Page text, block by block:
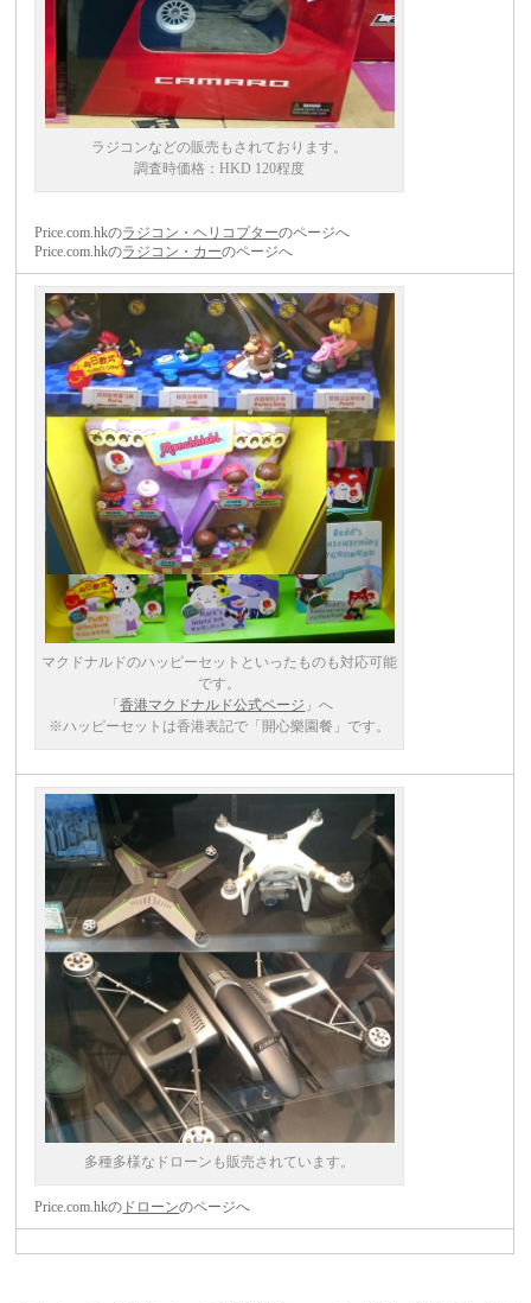
ラジコンなどの販売もされております。
調査時価格：HKD 120程度
Price.com.hkのラジコン・ヘリコプターのページへ
Price.com.hkのラジコン・カーのページへ
マクドナルドのハッピーセットといったものも対応可能
です。
「香港マクドナルド公式ページ 」へ
※ハッピーセットは香港表記で「開心樂園餐」です。
多種多様なドローンも販売されています。
Price.com.hkの ドローンのページへ